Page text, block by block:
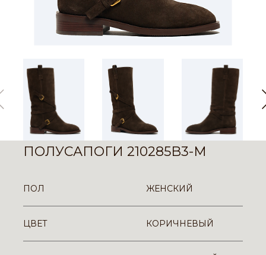
ПОЛУСАПОГИ 210285B3-M
ПОЛ ЖЕНСКИЙ
ЦВЕТ КОРИЧНЕВЫЙ